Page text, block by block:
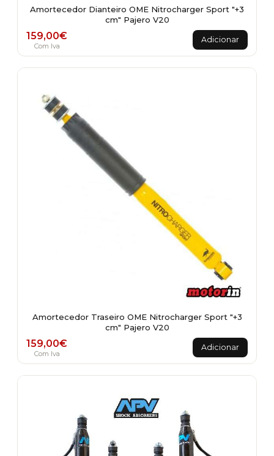
Amortecedor Dianteiro OME Nitrocharger Sport "+3
cm" Pajero V20
159,00€
Com Iva
Adicionar
Amortecedor Traseiro OME Nitrocharger Sport "+3
cm" Pajero V20
159,00€
Com Iva
Adicionar